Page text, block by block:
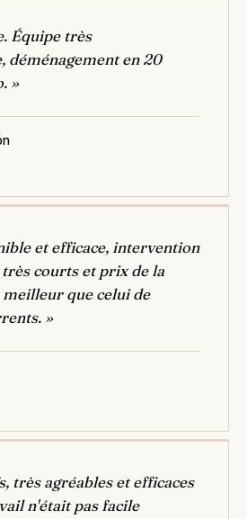
Équipe très
déménagement en 20
»
et efficace, intervention
très courts et prix de la
que celui de
»
très agréables et efficaces
n'était pas facile